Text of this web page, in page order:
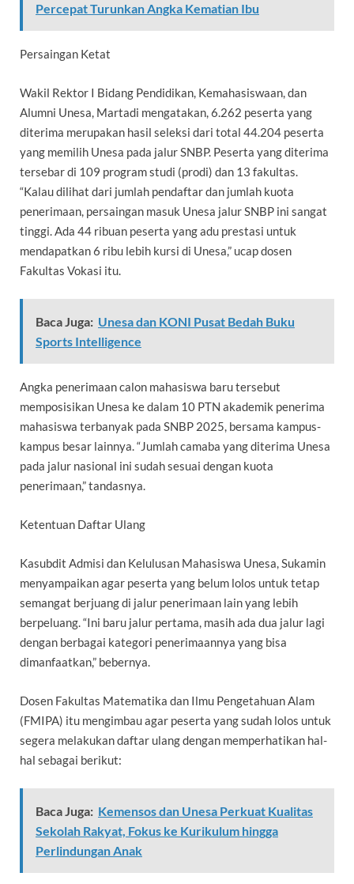
Percepat Turunkan Angka Kematian Ibu
Persaingan Ketat
Wakil Rektor I Bidang Pendidikan, Kemahasiswaan, dan
Alumni Unesa, Martadi mengatakan, 6.262 peserta yang
diterima merupakan hasil seleksi dari total 44.204 peserta
yang memilih Unesa pada jalur SNBP. Peserta yang diterima
tersebar di 109 program studi (prodi) dan 13 fakultas.
“Kalau dilihat dari jumlah pendaftar dan jumlah kuota
penerimaan, persaingan masuk Unesa jalur SNBP ini sangat
tinggi. Ada 44 ribuan peserta yang adu prestasi untuk
mendapatkan 6 ribu lebih kursi di Unesa,” ucap dosen
Fakultas Vokasi itu.
Baca Juga: Unesa dan KONI Pusat Bedah Buku
Sports Intelligence
Angka penerimaan calon mahasiswa baru tersebut
memposisikan Unesa ke dalam 10 PTN akademik penerima
mahasiswa terbanyak pada SNBP 2025, bersama kampus-
kampus besar lainnya. “Jumlah camaba yang diterima Unesa
pada jalur nasional ini sudah sesuai dengan kuota
penerimaan,” tandasnya.
Ketentuan Daftar Ulang
Kasubdit Admisi dan Kelulusan Mahasiswa Unesa, Sukamin
menyampaikan agar peserta yang belum lolos untuk tetap
semangat berjuang di jalur penerimaan lain yang lebih
berpeluang. “Ini baru jalur pertama, masih ada dua jalur lagi
dengan berbagai kategori penerimaannya yang bisa
dimanfaatkan,” bebernya.
Dosen Fakultas Matematika dan Ilmu Pengetahuan Alam
(FMIPA) itu mengimbau agar peserta yang sudah lolos untuk
segera melakukan daftar ulang dengan memperhatikan hal-
hal sebagai berikut:
Baca Juga: Kemensos dan Unesa Perkuat Kualitas
Sekolah Rakyat, Fokus ke Kurikulum hingga
Perlindungan Anak